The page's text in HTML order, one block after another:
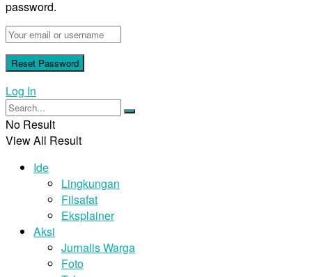
password.
Log In
No Result
View All Result
Ide
Lingkungan
Filsafat
Eksplainer
Aksi
Jurnalis Warga
Foto